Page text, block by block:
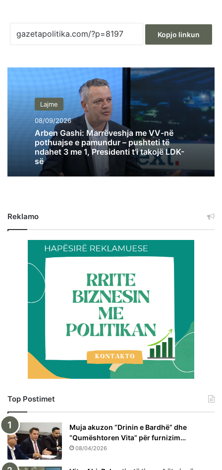
Kopjo linkun
Lajme
08/09/2026
Arben Gashi: Marrëveshja me VV-në
pothuajse e pamundur – pushteti të
ndahet 3 me 1, Presidenti t’i takojë LDK-
së
Reklamo
Top Postimet
Muja akuzon “Drinin e Bardhë” dhe
“Qumështoren Vita” për furnizim…
08/04/2026